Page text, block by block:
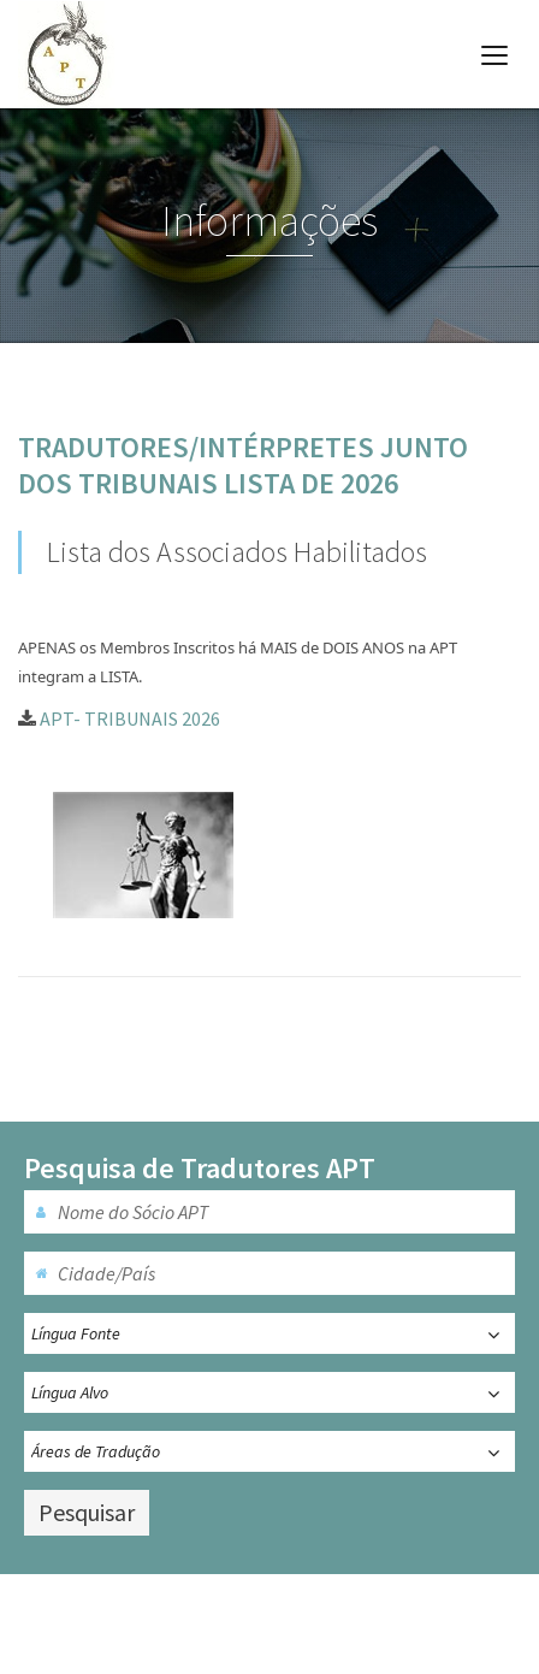
Informações
TRADUTORES/INTÉRPRETES JUNTO
DOS TRIBUNAIS LISTA DE 2026
Lista dos Associados Habilitados
APENAS os Membros Inscritos há MAIS de DOIS ANOS na APT
integram a LISTA.
APT- TRIBUNAIS 2026
Pesquisa de Tradutores APT